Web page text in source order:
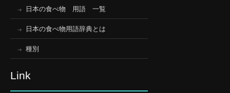
日本の食べ物 用語 一覧
日本の食べ物用語辞典とは
種別
Link